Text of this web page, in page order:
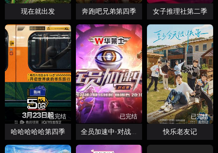
现在就出发 奔跑吧兄弟第四季 女子推理社第二季
已完结
哈哈哈哈哈第四季
已完结
全员加速中·对战季
已完结
快乐老友记